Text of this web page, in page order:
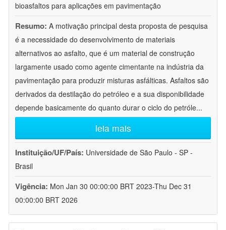
bioasfaltos para aplicações em pavimentação
Resumo: A motivação principal desta proposta de pesquisa
é a necessidade do desenvolvimento de materiais
alternativos ao asfalto, que é um material de construção
largamente usado como agente cimentante na indústria da
pavimentação para produzir misturas asfálticas. Asfaltos são
derivados da destilação do petróleo e a sua disponibilidade
depende basicamente do quanto durar o ciclo do petróle...
leia mais
Instituição/UF/País: Universidade de São Paulo - SP -
Brasil
Vigência: Mon Jan 30 00:00:00 BRT 2023-Thu Dec 31
00:00:00 BRT 2026